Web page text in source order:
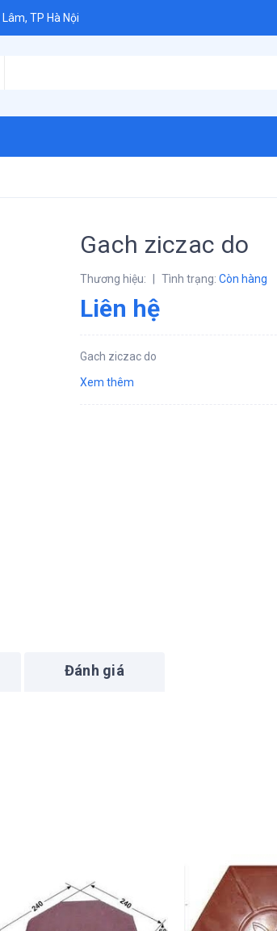
TP Hà Nội
Gach ziczac do
Thương hiệu: Tình trạng: Còn hàng
Liên hệ
Gach ziczac do
Xem thêm
Đánh giá